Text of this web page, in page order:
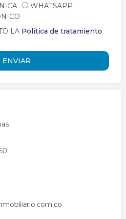
WHATSAPP
LA Política de tratamiento
ENVIAR
WHATSAPP
LA Política de tratamiento
ENVIAR